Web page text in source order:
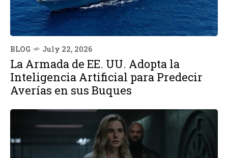
BLOG July 22, 2026
La Armada de EE. UU. Adopta la
Inteligencia Artificial para Predecir
Averías en sus Buques